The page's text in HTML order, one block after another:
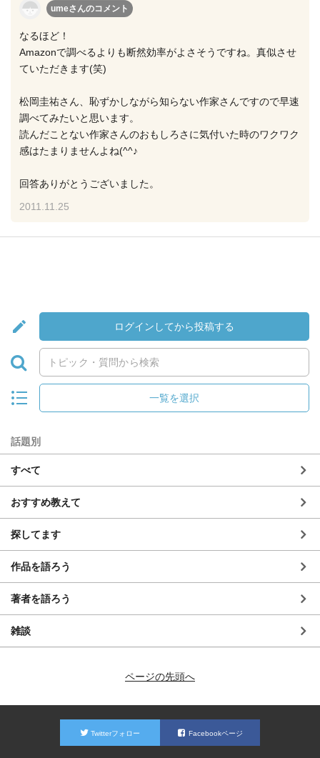
umeさんのコメント
なるほど！
Amazonで調べるよりも断然効率がよさそうですね。真似させ
ていただきます(笑)
松岡圭祐さん、恥ずかしながら知らない作家さんですので早速
調べてみたいと思います。
読んだことない作家さんのおもしろさに気付いた時のワクワク
感はたまりませんよね(^^♪
回答ありがとうございました。
2011.11.25
ログインしてから投稿する
一覧を選択
話題別
すべて
おすすめ教えて
探してます
作品を語ろう
著者を語ろう
雑談
ページの先頭へ
Twitterフォロー Facebookページ